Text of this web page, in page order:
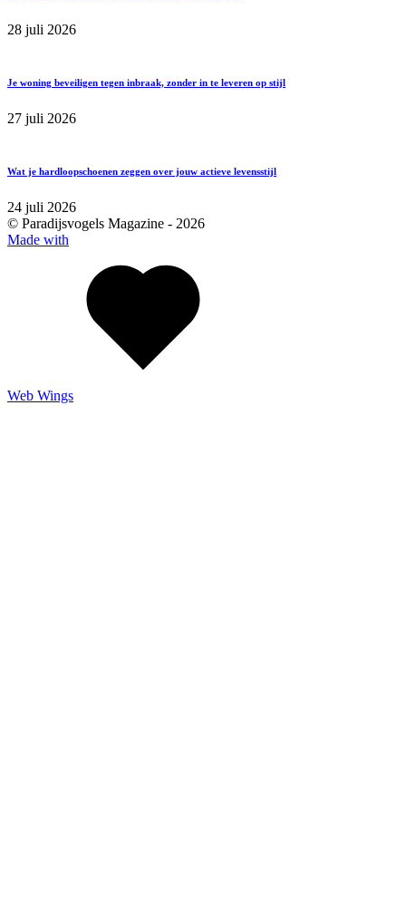
28 juli 2026
Je woning beveiligen tegen inbraak, zonder in te leveren op stijl
27 juli 2026
Wat je hardloopschoenen zeggen over jouw actieve levensstijl
24 juli 2026
© Paradijsvogels Magazine - 2026
Made with
Web Wings